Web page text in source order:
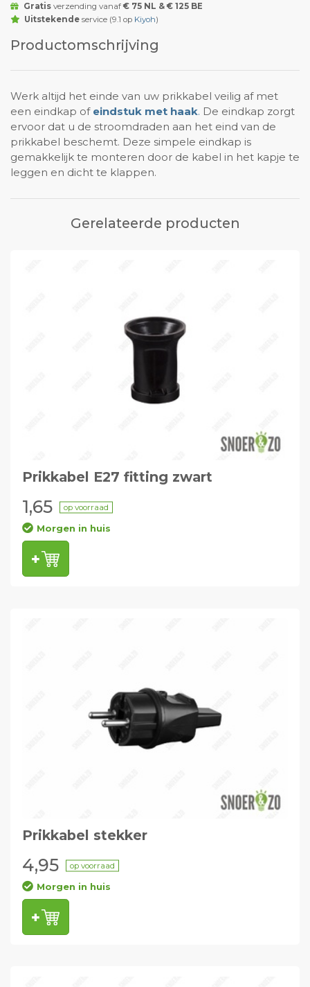
Gratisverzending vanaf € 75 NL & € 125 BE
Uitstekendeservice (9.1 op Kiyoh)
Productomschrijving
Werk altijd het einde van uw prikkabel veilig af met
een eindkap of eindstuk met haak. De eindkap zorgt
ervoor dat u de stroomdraden aan het eind van de
prikkabel beschemt. Deze simpele eindkap is
gemakkelijk te monteren door de kabel in het kapje te
leggen en dicht te klappen.
Gerelateerde producten
Prikkabel E27 fitting zwart
1,65 op voorraad
Morgen in huis
Prikkabel stekker
4,95 op voorraad
Morgen in huis